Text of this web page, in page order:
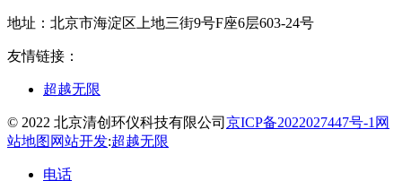
地址： 北京市海淀区上地三街9号F座6层603-24号
友情链接：
超越无限
© 2022 北京清创环仪科技有限公司 京ICP备2022027447号-1 网
站地图 网站开发:超越无限
电话